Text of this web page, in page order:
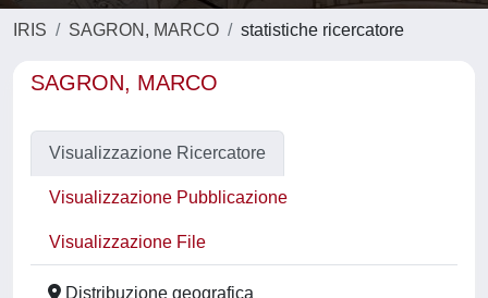
IRIS SAGRON, MARCO statistiche ricercatore
SAGRON, MARCO
Visualizzazione Ricercatore
Visualizzazione Pubblicazione
Visualizzazione File
Distribuzione geografica